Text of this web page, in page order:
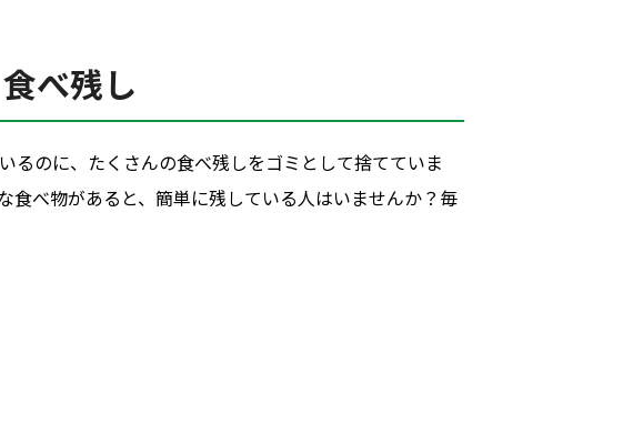
べ残し
るのに、たくさんの食べ残しをゴミとして捨てていま
食べ物があると、簡単に残している人はいませんか？毎